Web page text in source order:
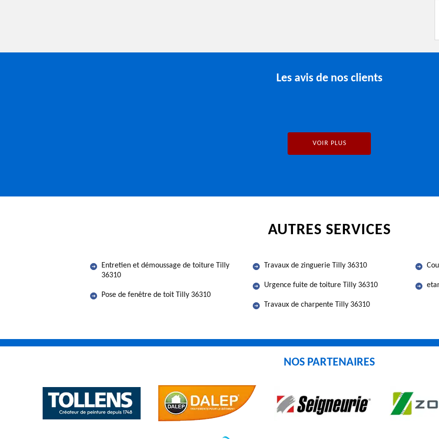
Les avis de nos clients
VOIR PLUS
AUTRES SERVICES
Entretien et démoussage de toiture Tilly
36310
Pose de fenêtre de toit Tilly 36310
Travaux de zinguerie Tilly 36310
Urgence fuite de toiture Tilly 36310
Travaux de charpente Tilly 36310
NOS PARTENAIRES